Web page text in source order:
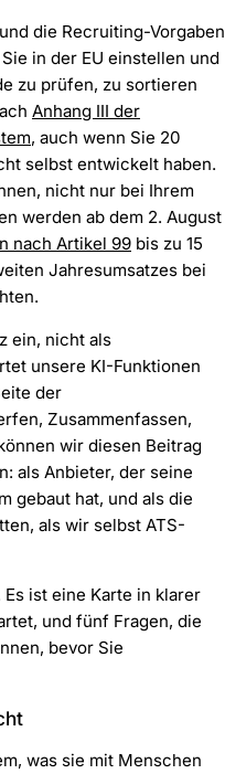
die Recruiting-Vorgaben
in der EU einstellen und
zu prüfen, zu sortieren
Anhang III der
, auch wenn Sie 20
selbst entwickelt haben.
nicht nur bei Ihrem
werden ab dem 2. August
nach Artikel 99 bis zu 15
Jahresumsatzes bei
ein, nicht als
unsere KI-Funktionen
der
Zusammenfassen,
wir diesen Beitrag
als Anbieter, der seine
gebaut hat, und als die
als wir selbst ATS-
ist eine Karte in klarer
und fünf Fragen, die
bevor Sie
was sie mit Menschen